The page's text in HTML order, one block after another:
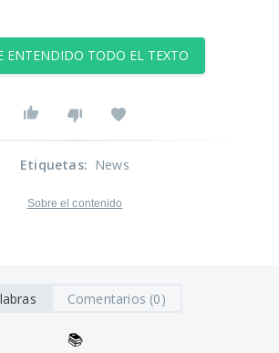
ENTENDIDO TODO EL TEXTO
Etiquetas: News
Sobre el contenido
Comentarios (0)
📚